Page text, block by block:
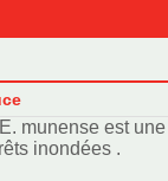
munense est
inondées .